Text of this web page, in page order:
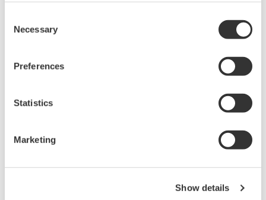
Selection
Necessary
Preferences
Statistics
Marketing
Show details
显示屏，并配以导航键，从而极大地提升了监视和操作性
节省仪表面板的空间。UT35A/UT32A还支持以太网通信等